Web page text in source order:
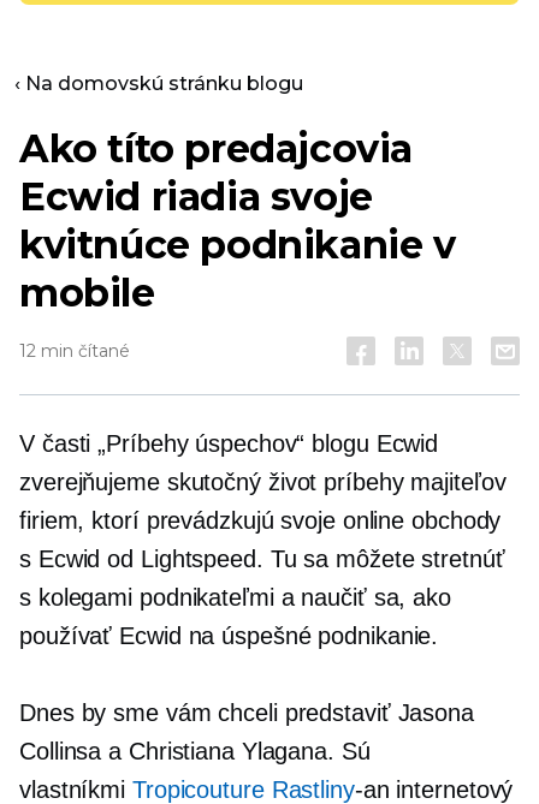
‹ Na domovskú stránku blogu
Ako títo predajcovia
Ecwid riadia svoje
kvitnúce podnikanie v
mobile
12 min čítané
V časti „Príbehy úspechov“ blogu Ecwid
zverejňujeme skutočný život príbehy majiteľov
firiem, ktorí prevádzkujú svoje online obchody
s Ecwid od Lightspeed. Tu sa môžete stretnúť
s kolegami podnikateľmi a naučiť sa, ako
používať Ecwid na úspešné podnikanie.
Dnes by sme vám chceli predstaviť Jasona
Collinsa a Christiana Ylagana. Sú
vlastníkmi Tropicouture Rastliny-an internetový